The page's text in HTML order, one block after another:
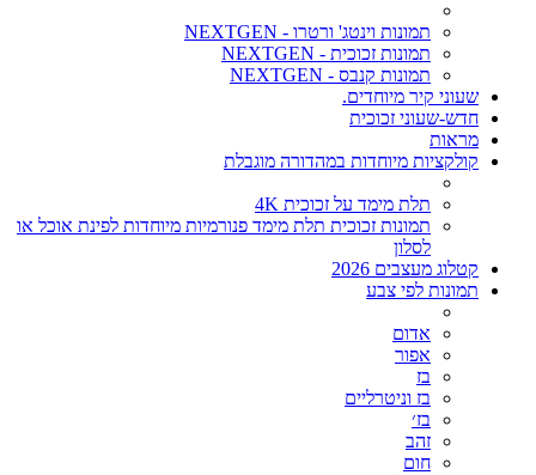
תמונות וינטג' ורטרו - NEXTGEN
תמונות זכוכית - NEXTGEN
תמונות קנבס - NEXTGEN
שעוני קיר מיוחדים.
חדש-שעוני זכוכית
מראות
קולקציות מיוחדות במהדורה מוגבלת
תלת מימד על זכוכית 4K
תמונות זכוכית תלת מימד פנורמיות מיוחדות לפינת אוכל או
לסלון
קטלוג מעצבים 2026
תמונות לפי צבע
אדום
אפור
בז
בז וניטרליים
בז׳
זהב
חום